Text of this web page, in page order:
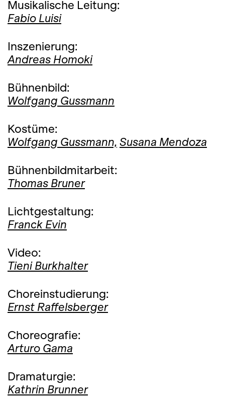
Musikalische Leitung:
Fabio Luisi
Inszenierung:
Andreas Homoki
Bühnenbild:
Wolfgang Gussmann
Kostüme:
Wolfgang Gussmann, Susana Mendoza
Bühnenbildmitarbeit:
Thomas Bruner
Lichtgestaltung:
Franck Evin
Video:
Tieni Burkhalter
Choreinstudierung:
Ernst Raffelsberger
Choreografie:
Arturo Gama
Dramaturgie:
Kathrin Brunner